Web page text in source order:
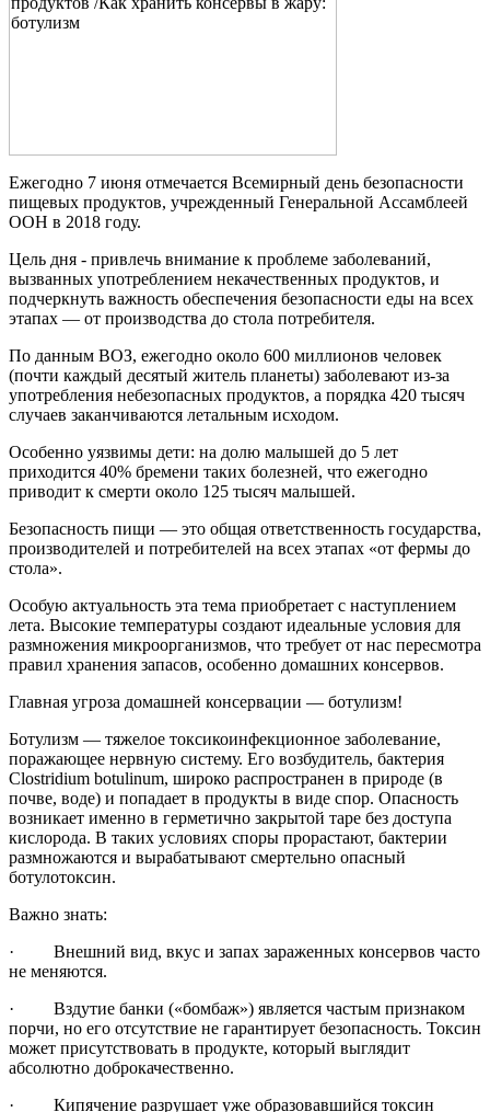
Ежегодно 7 июня отмечается Всемирный день безопасности
пищевых продуктов, учрежденный Генеральной Ассамблеей
ООН в 2018 году.
Цель дня - привлечь внимание к проблеме заболеваний,
вызванных употреблением некачественных продуктов, и
подчеркнуть важность обеспечения безопасности еды на всех
этапах — от производства до стола потребителя.
По данным ВОЗ, ежегодно около 600 миллионов человек
(почти каждый десятый житель планеты) заболевают из-за
употребления небезопасных продуктов, а порядка 420 тысяч
случаев заканчиваются летальным исходом.
Особенно уязвимы дети: на долю малышей до 5 лет
приходится 40% бремени таких болезней, что ежегодно
приводит к смерти около 125 тысяч малышей.
Безопасность пищи — это общая ответственность государства,
производителей и потребителей на всех этапах «от фермы до
стола».
Особую актуальность эта тема приобретает с наступлением
лета. Высокие температуры создают идеальные условия для
размножения микроорганизмов, что требует от нас пересмотра
правил хранения запасов, особенно домашних консервов.
Главная угроза домашней консервации — ботулизм!
Ботулизм — тяжелое токсикоинфекционное заболевание,
поражающее нервную систему. Его возбудитель, бактерия
Clostridium botulinum, широко распространен в природе (в
почве, воде) и попадает в продукты в виде спор. Опасность
возникает именно в герметично закрытой таре без доступа
кислорода. В таких условиях споры прорастают, бактерии
размножаются и вырабатывают смертельно опасный
ботулотоксин.
Важно знать:
· Внешний вид, вкус и запах зараженных консервов часто
не меняются.
· Вздутие банки («бомбаж») является частым признаком
порчи, но его отсутствие не гарантирует безопасность. Токсин
может присутствовать в продукте, который выглядит
абсолютно доброкачественно.
· Кипячение разрушает уже образовавшийся токсин